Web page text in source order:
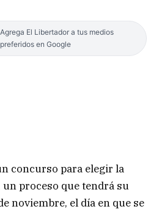
Agrega El Libertador a tus medios
preferidos en Google
concurso para elegir la
un proceso que tendrá su
noviembre, el día en que se